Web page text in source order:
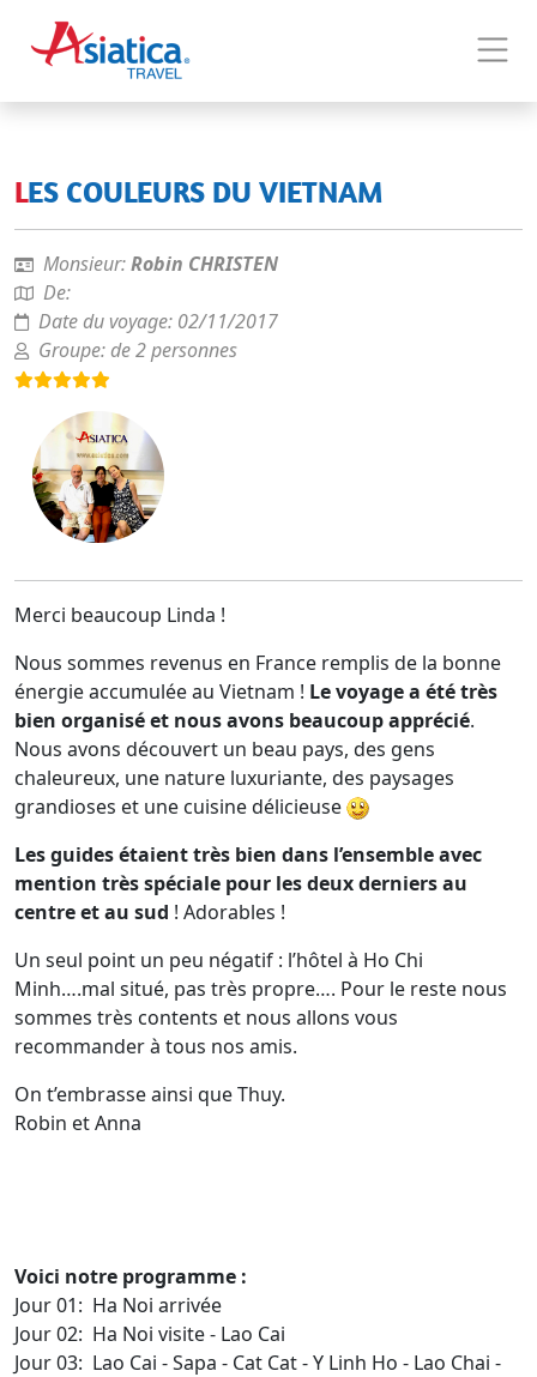
LES COULEURS DU VIETNAM
Monsieur:Robin CHRISTEN
De:
Date du voyage: 02/11/2017
Groupe:de 2 personnes
Merci beaucoup Linda !
Nous sommes revenus en France remplis de la bonne
énergie accumulée au Vietnam ! Le voyage a été très
bien organisé et nous avons beaucoup apprécié.
Nous avons découvert un beau pays, des gens
chaleureux, une nature luxuriante, des paysages
grandioses et une cuisine délicieuse
Les guides étaient très bien dans l’ensemble avec
mention très spéciale pour les deux derniers au
centre et au sud ! Adorables !
Un seul point un peu négatif : l’hôtel à Ho Chi
Minh….mal situé, pas très propre…. Pour le reste nous
sommes très contents et nous allons vous
recommander à tous nos amis.
On t’embrasse ainsi que Thuy.
Robin et Anna
Voici notre programme :
Jour 01: Ha Noi arrivée
Jour 02: Ha Noi visite - Lao Cai
Jour 03: Lao Cai - Sapa - Cat Cat - Y Linh Ho - Lao Chai -